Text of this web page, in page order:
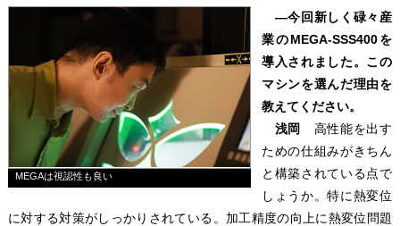
MEGAは視認性も良い
―今回新しく碌々産
業のMEGA-SSS400を
導入されました。この
マシンを選んだ理由を
教えてください。
浅岡
高性能を出す
ための仕組みがきちん
と構築されている点で
しょうか。特に熱変位
に対する対策がしっかりされている。加工精度の向上に熱変位問題